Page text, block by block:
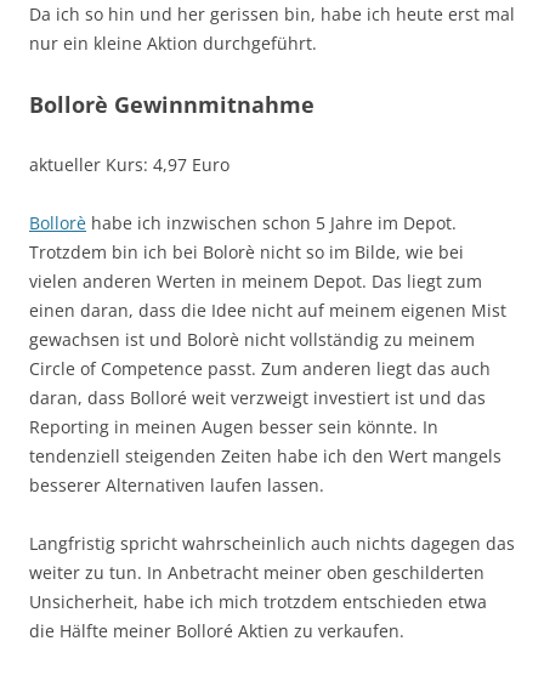
Da ich so hin und her gerissen bin, habe ich heute erst mal
nur ein kleine Aktion durchgeführt.
Bollorè Gewinnmitnahme
aktueller Kurs: 4,97 Euro
Bollorè habe ich inzwischen schon 5 Jahre im Depot.
Trotzdem bin ich bei Bolorè nicht so im Bilde, wie bei
vielen anderen Werten in meinem Depot. Das liegt zum
einen daran, dass die Idee nicht auf meinem eigenen Mist
gewachsen ist und Bolorè nicht vollständig zu meinem
Circle of Competence passt. Zum anderen liegt das auch
daran, dass Bolloré weit verzweigt investiert ist und das
Reporting in meinen Augen besser sein könnte. In
tendenziell steigenden Zeiten habe ich den Wert mangels
besserer Alternativen laufen lassen.
Langfristig spricht wahrscheinlich auch nichts dagegen das
weiter zu tun. In Anbetracht meiner oben geschilderten
Unsicherheit, habe ich mich trotzdem entschieden etwa
die Hälfte meiner Bolloré Aktien zu verkaufen.